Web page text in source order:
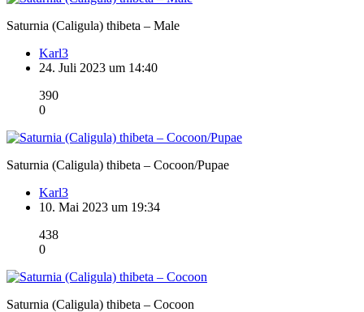
Saturnia (Caligula) thibeta – Male
Karl3
24. Juli 2023 um 14:40
390
0
Saturnia (Caligula) thibeta – Cocoon/Pupae
Karl3
10. Mai 2023 um 19:34
438
0
Saturnia (Caligula) thibeta – Cocoon